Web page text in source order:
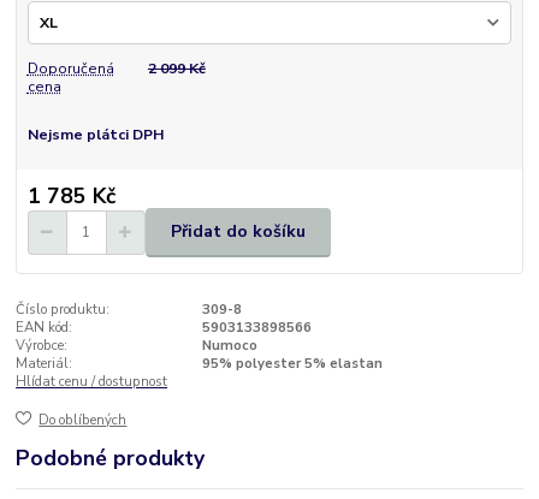
Doporučená
cena
2 099 Kč
Nejsme plátci DPH
1 785 Kč
Přidat do košíku
Číslo produktu:
309-8
EAN kód:
5903133898566
Výrobce:
Numoco
Materiál:
95% polyester 5% elastan
Hlídat cenu / dostupnost
Do oblíbených
Podobné produkty